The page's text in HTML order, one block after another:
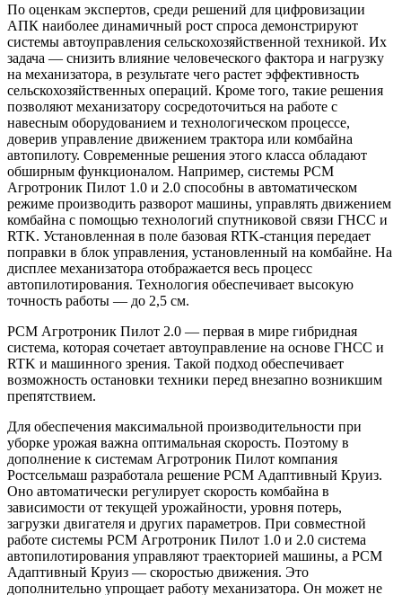
По оценкам экспертов, среди решений для цифровизации
АПК наиболее динамичный рост спроса демонстрируют
системы автоуправления сельскохозяйственной техникой. Их
задача — снизить влияние человеческого фактора и нагрузку
на механизатора, в результате чего растет эффективность
сельскохозяйственных операций. Кроме того, такие решения
позволяют механизатору сосредоточиться на работе с
навесным оборудованием и технологическом процессе,
доверив управление движением трактора или комбайна
автопилоту. Современные решения этого класса обладают
обширным функционалом. Например, системы РСМ
Агротроник Пилот 1.0 и 2.0 способны в автоматическом
режиме производить разворот машины, управлять движением
комбайна с помощью технологий спутниковой связи ГНСС и
RTK. Установленная в поле базовая RTK-станция передает
поправки в блок управления, установленный на комбайне. На
дисплее механизатора отображается весь процесс
автопилотирования. Технология обеспечивает высокую
точность работы — до 2,5 см.
РСМ Агротроник Пилот 2.0 — первая в мире гибридная
система, которая сочетает автоуправление на основе ГНСС и
RTK и машинного зрения. Такой подход обеспечивает
возможность остановки техники перед внезапно возникшим
препятствием.
Для обеспечения максимальной производительности при
уборке урожая важна оптимальная скорость. Поэтому в
дополнение к системам Агротроник Пилот компания
Ростсельмаш разработала решение РСМ Адаптивный Круиз.
Оно автоматически регулирует скорость комбайна в
зависимости от текущей урожайности, уровня потерь,
загрузки двигателя и других параметров. При совместной
работе системы РСМ Агротроник Пилот 1.0 и 2.0 система
автопилотирования управляют траекторией машины, а РСМ
Адаптивный Круиз — скоростью движения. Это
дополнительно упрощает работу механизатора. Он может не